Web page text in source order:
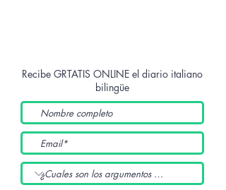
Recibe GRTATIS ONLINE el diario italiano
bilingüe